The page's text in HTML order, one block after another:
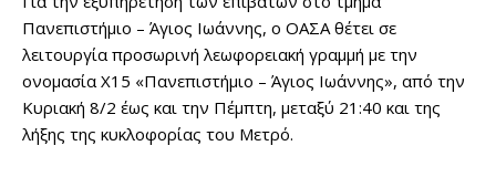
Πανεπιστήμιο – Άγιος Ιωάννης, ο ΟΑΣΑ θέτει σε
λειτουργία προσωρινή λεωφορειακή γραμμή με την
ονομασία Χ15 «Πανεπιστήμιο – Άγιος Ιωάννης», από την
Κυριακή 8/2 έως και την Πέμπτη, μεταξύ 21:40 και της
λήξης της κυκλοφορίας του Μετρό.